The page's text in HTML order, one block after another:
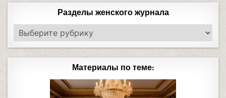
Разделы женского журнала
Материалы по теме: